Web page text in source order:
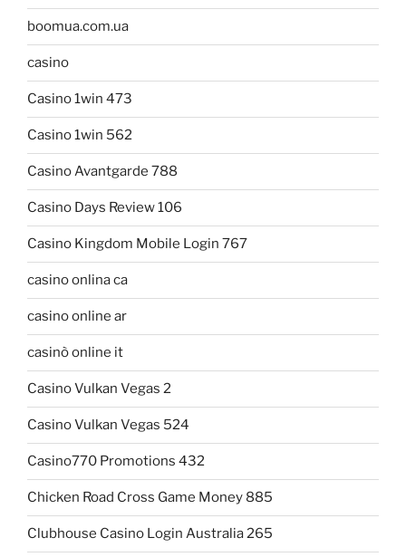
boomua.com.ua
casino
Casino 1win 473
Casino 1win 562
Casino Avantgarde 788
Casino Days Review 106
Casino Kingdom Mobile Login 767
casino onlina ca
casino online ar
casinò online it
Casino Vulkan Vegas 2
Casino Vulkan Vegas 524
Casino770 Promotions 432
Chicken Road Cross Game Money 885
Clubhouse Casino Login Australia 265